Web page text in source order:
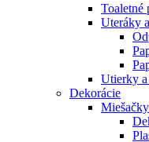
Toaletné
Uteráky
Utierky
Dekorácie